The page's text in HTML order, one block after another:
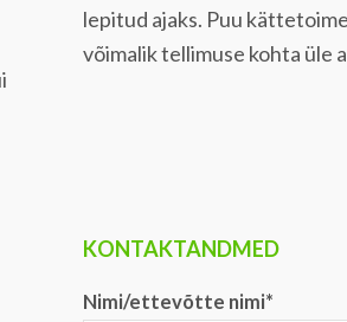
lepitud ajaks. Puu
võimalik tellimuse kohta üle
KONTAKTANDMED
Nimi/ettevõtte nimi*